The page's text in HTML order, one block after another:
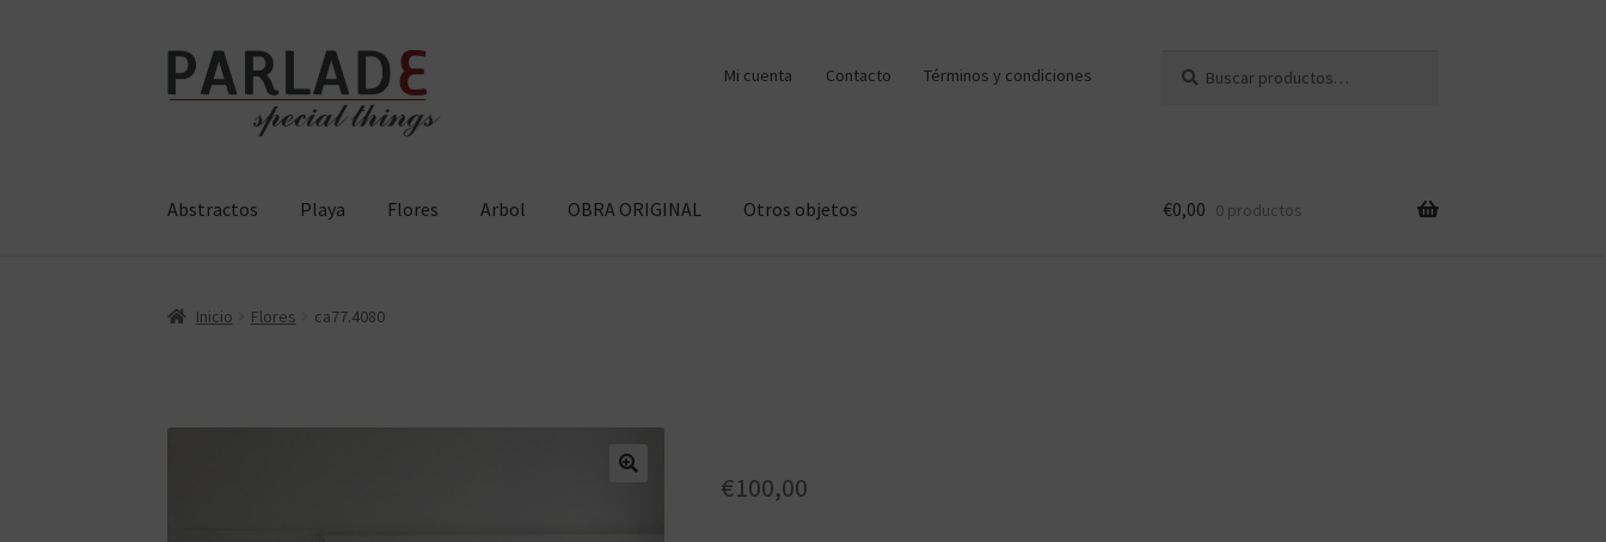
Ir
a
Ir
al
Mi cuenta Contacto Términos y condiciones
por:
Abstractos Playa Flores Arbol OBRA ORIGINAL Otros objetos €0,00 0 productos
Inicio Flores ca77.4080
€100,00